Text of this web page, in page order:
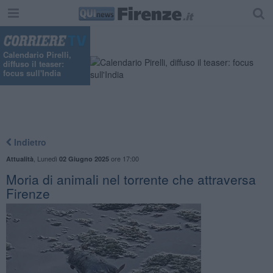
Calendario Pirelli,
diffuso il teaser:
focus sull'India
Indietro
Attualità Lunedì 02 Giugno 2025ore 17:00
Moria di animali nel torrente che attraversa
Firenze